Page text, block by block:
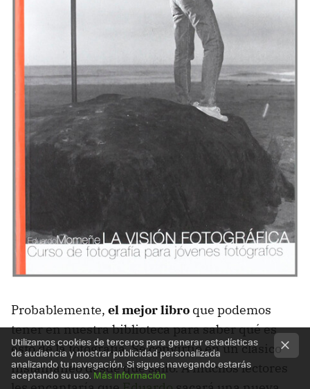
Probablemente, el mejor libro que podemos
tener en nuestra biblioteca para saber qué es
esto de la fotografía. Se convirtió en un clásico
instantáneo desde que salió. A muchos lectores
Utilizamos cookies de terceros para generar estadísticas
de audiencia y mostrar publicidad personalizada
analizando tu navegación. Si sigues navegando estarás
aceptando su uso.Más información